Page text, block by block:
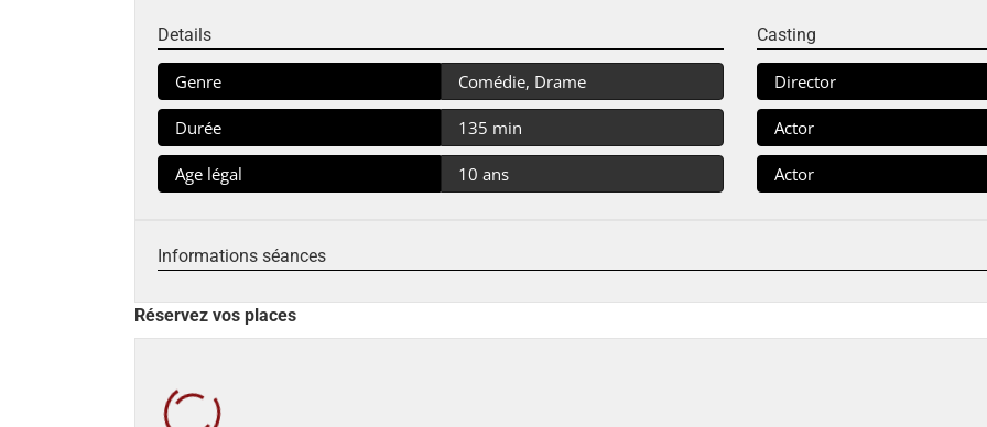
Details
Genre Comédie, Drame
Durée 135 min
Age légal 10 ans
Casting
Director
Actor
Actor
Informations séances
Réservez vos places